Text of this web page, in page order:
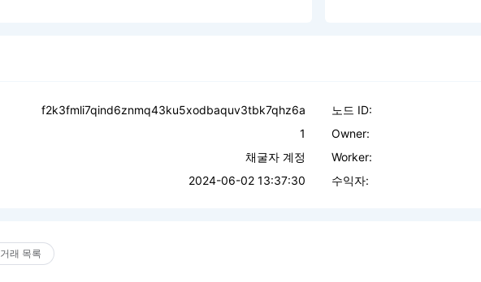
f2k3fmli7qind6znmq43ku5xodbaquv3tbk7qhz6a
1
채굴자 계정
2024-06-02 13:37:30
노드 ID:
Owner:
Worker:
수익자:
거래 목록